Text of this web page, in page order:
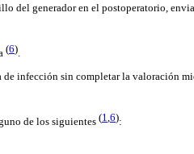
del generador en el postoperatorio,
(6).
infección sin completar la valoración
de los siguientes(1 6):